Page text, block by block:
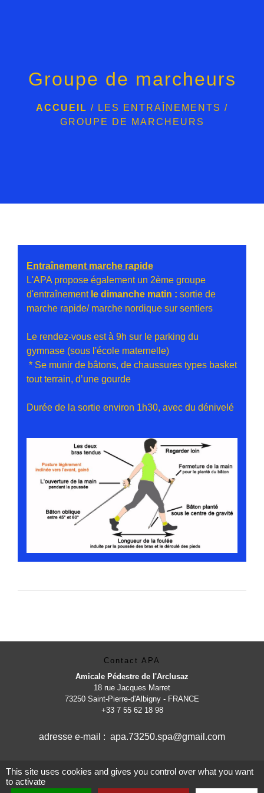
Groupe de marcheurs
ACCUEIL / LES ENTRAÎNEMENTS /
GROUPE DE MARCHEURS
Entraînement marche rapide
L'APA propose également un 2ème groupe
d'entraînement le dimanche matin : sortie de
marche rapide/ marche nordique sur sentiers
Le rendez-vous est à 9h sur le parking du
gymnase (sous l'école maternelle)
* Se munir de bâtons, de chaussures types basket
tout terrain, d’une gourde
Durée de la sortie environ 1h30, avec du dénivelé
Contact APA
Amicale Pédestre de l'Arclusaz
18 rue Jacques Marret
73250 Saint-Pierre-d'Albigny - FRANCE
+33 7 55 62 18 98
adresse e-mail : apa.73250.spa@gmail.com
This site uses cookies and gives you control over what you want
to activate